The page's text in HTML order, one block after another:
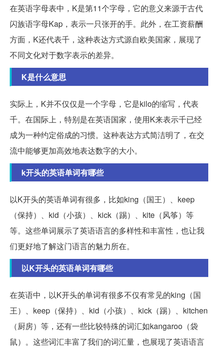
在英语字母表中，K是第11个字母，它的意义来源于古代
闪族语字母Kap，表示一只张开的手。此外，在工资薪酬
方面，K还代表千，这种表达方式源自欧美国家，展现了
不同文化对于数字表示的差异。
K是什么意思
实际上，K并不仅仅是一个字母，它是kilo的缩写，代表
千。在国际上，特别是在英语国家，使用K来表示千已经
成为一种约定俗成的习惯。这种表达方式简洁明了，在交
流中能够更加高效地表达数字的大小。
k开头的英语单词有哪些
以K开头的英语单词有很多，比如king（国王）、keep
（保持）、kid（小孩）、kick（踢）、kite（风筝）等
等。这些单词展示了英语语言的多样性和丰富性，也让我
们更好地了解这门语言的魅力所在。
以K开头的英语单词有哪些
在英语中，以K开头的单词有很多不仅有常见的king（国
王）、keep（保持）、kid（小孩）、kick（踢）、kitchen
（厨房）等，还有一些比较特殊的词汇如kangaroo（袋
鼠）。这些词汇丰富了我们的词汇量，也展现了英语语言